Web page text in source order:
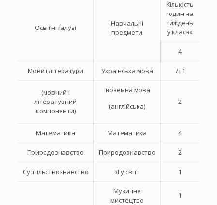
Освітні галузі
Навчальні
предмети
Кількість
годин на
тиждень
у класах
4
Мови і літератури Українська мова 7+1
(мовний і
літературний
компоненти)
Іноземна мова
(англійська)
2
Математика Математика 4
Природознавство Природознавство 2
Суспільствознавство Я у світі 1
Музичне
мистецтво
1